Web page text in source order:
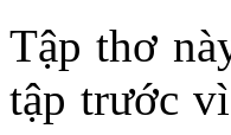
Tập thơ
tập trước